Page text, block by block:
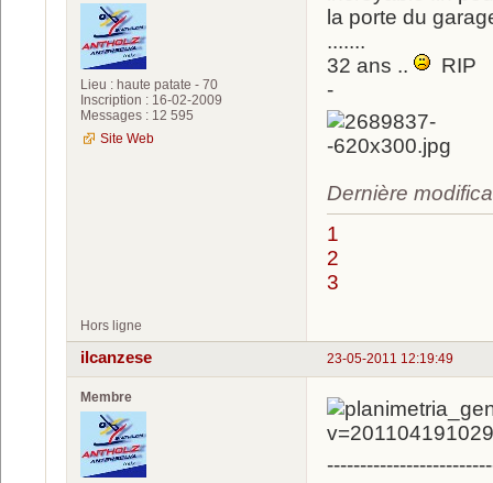
Lieu : haute patate - 70
Inscription : 16-02-2009
Messages : 12 595
Site Web
la porte du
.......
32 ans ..
RIP
-
Dernière
1
2
3
Hors ligne
23-05-2011 12:19:49
ilcanzese
Membre